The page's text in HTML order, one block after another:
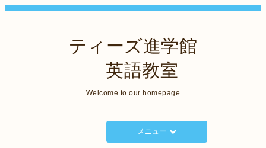
ティーズ進学館
英語教室
Welcome to our homepage
メニュー